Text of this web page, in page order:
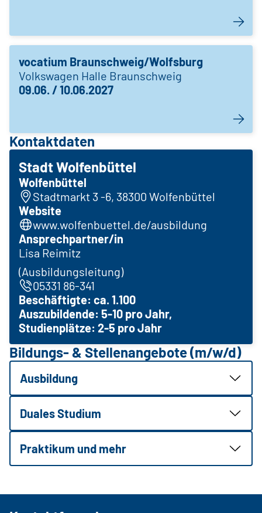
vocatium Braunschweig/Wolfsburg
Volkswagen Halle Braunschweig
09.06. / 10.06.2027
Kontaktdaten
Stadt Wolfenbüttel
Wolfenbüttel
Stadtmarkt 3 -6, 38300 Wolfenbüttel
Website
www.wolfenbuettel.de/ausbildung
Ansprechpartner/in
Lisa Reimitz
(Ausbildungsleitung)
05331 86-341
Beschäftigte: ca. 1.100
Auszubildende: 5-10 pro Jahr,
Studienplätze: 2-5 pro Jahr
Bildungs- & Stellenangebote (m/w/d)
Ausbildung
Duales Studium
Praktikum und mehr